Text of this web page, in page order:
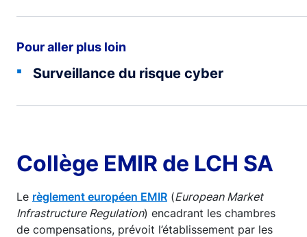
Pour aller plus loin
Surveillance du risque cyber
Collège EMIR de LCH SA
Le règlement européen EMIR (European Market
Infrastructure Regulation) encadrant les chambres
de compensations, prévoit l’établissement par les